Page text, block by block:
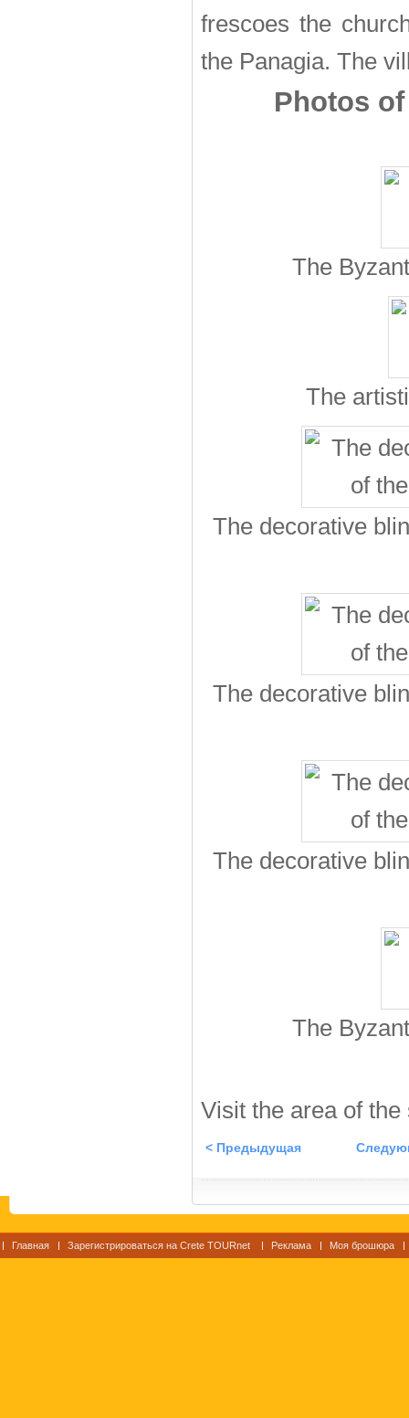
frescoes the
the Panagia. The
Photos
The
The
The decorative
The decorative
The decorative
The
Visit the area of
< Предыдущая
Главная Зарегистрироваться на Crete TOURnet Реклама Моя брошюра